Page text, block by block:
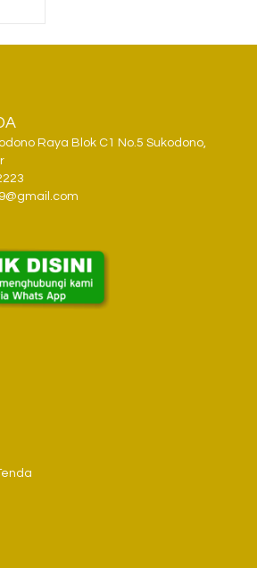
Raya Blok C1 No.5 Sukodono,